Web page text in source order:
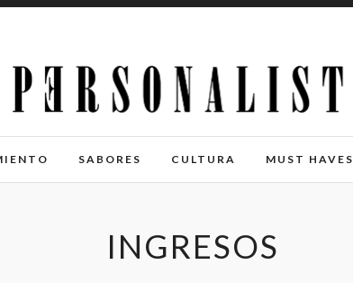
SABORES CULTURA MUST HAVES
INGRESOS